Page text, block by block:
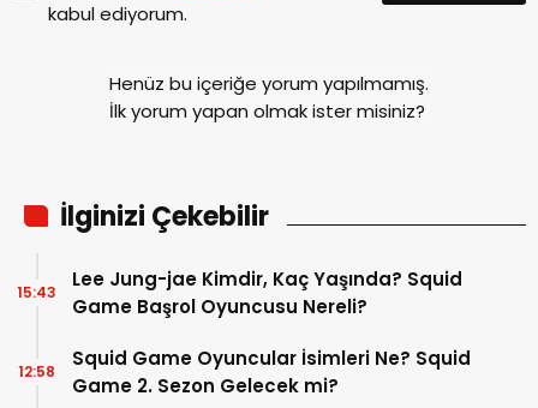
kabul ediyorum.
Henüz bu içeriğe yorum yapılmamış.
İlk yorum yapan olmak ister misiniz?
İlginizi Çekebilir
Lee Jung-jae Kimdir, Kaç Yaşında? Squid
Game Başrol Oyuncusu Nereli?
15:43
Squid Game Oyuncular İsimleri Ne? Squid
Game 2. Sezon Gelecek mi?
12:58